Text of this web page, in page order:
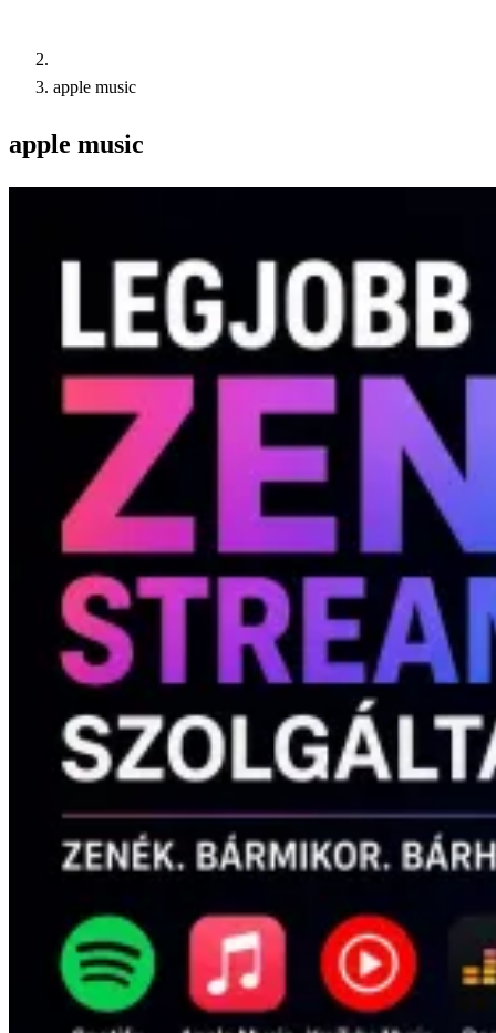
apple music
apple music